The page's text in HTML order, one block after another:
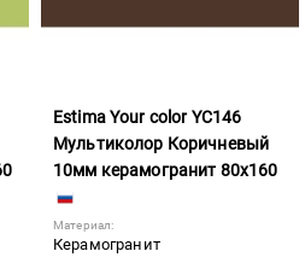
Estima Your color YC146
Мультиколор Коричневый
10мм керамогранит 80x160
Материал:
Керамогранит